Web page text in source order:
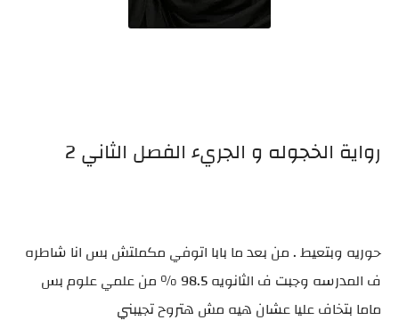
رواية الخجوله و الجريء الفصل الثاني 2
حوريه وبتعيط . من بعد ما بابا اتوفي مكملتش بس انا شاطره
ف المدرسه وجبت ف الثانويه 98.5 % من علمي علوم بس
ماما بتخاف عليا عشان هيه مش هتروح تجيبني